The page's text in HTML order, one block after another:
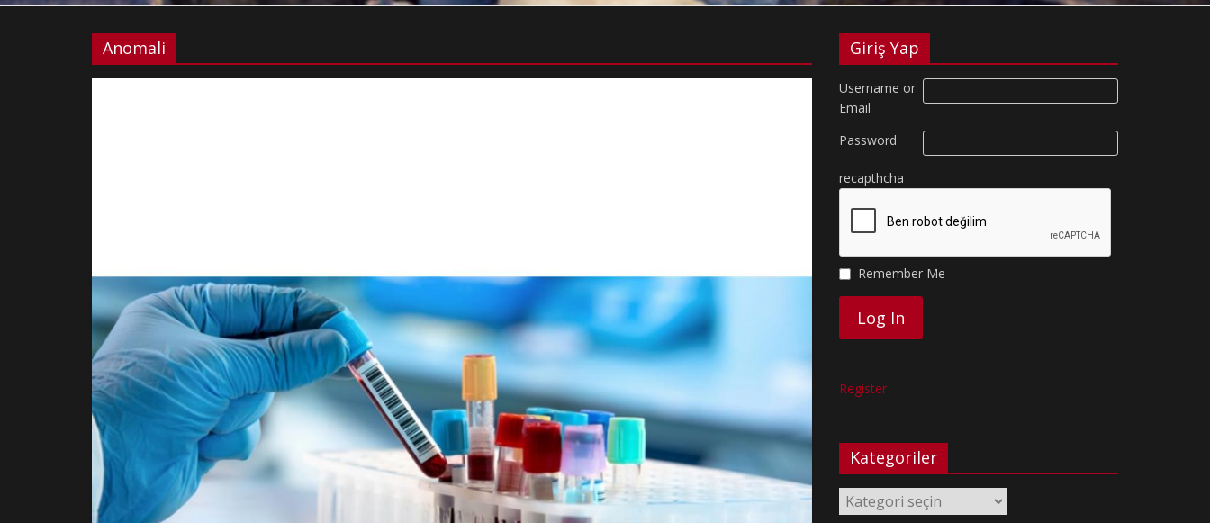
Anomali Giriş Yap
Username or
Email
Password
recapthcha
Remember Me
Register
Kategoriler
Kategoriler